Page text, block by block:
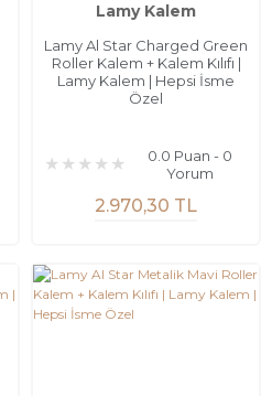
Lamy Kalem
Lamy Al Star Charged Green
Roller Kalem + Kalem Kılıfı |
Lamy Kalem | Hepsi İsme
Özel
0.0 Puan - 0
Yorum
2.970,30 TL